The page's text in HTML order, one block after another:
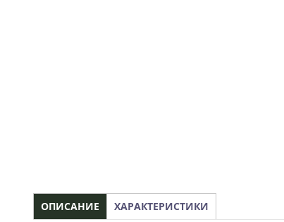
ОПИСАНИЕ ХАРАКТЕРИСТИКИ